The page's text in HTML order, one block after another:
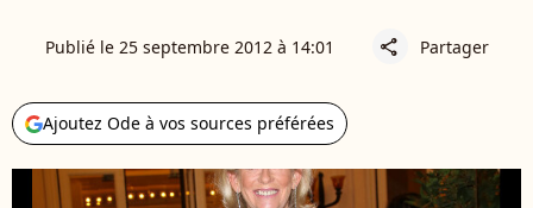
Publié le 25 septembre 2012 à 14:01 share Partager
Ajoutez Ode à vos sources préférées